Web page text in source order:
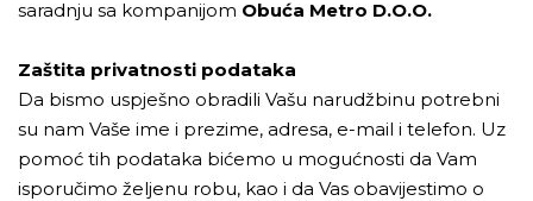
saradnju sa kompanijom Obuća Metro D.O.O.
Zaštita privatnosti podataka
Da bismo uspješno obradili Vašu narudžbinu potrebni
su nam Vaše ime i prezime, adresa, e-mail i telefon. Uz
pomoć tih podataka bićemo u mogućnosti da Vam
isporučimo željenu robu, kao i da Vas obavijestimo o